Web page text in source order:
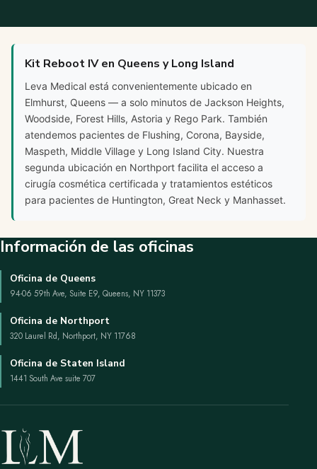
Kit Reboot IV en Queens y Long Island
Leva Medical está convenientemente ubicado en
Elmhurst, Queens — a solo minutos de Jackson Heights,
Woodside, Forest Hills, Astoria y Rego Park. También
atendemos pacientes de Flushing, Corona, Bayside,
Maspeth, Middle Village y Long Island City. Nuestra
segunda ubicación en Northport facilita el acceso a
cirugía cosmética certificada y tratamientos estéticos
para pacientes de Huntington, Great Neck y Manhasset.
Información de las oficinas
Oficina de Queens
94-06 59th Ave, Suite E9, Queens, NY 11373
Oficina de Northport
320 Laurel Rd, Northport, NY 11768
Oficina de Staten Island
1441 South Ave suite 707